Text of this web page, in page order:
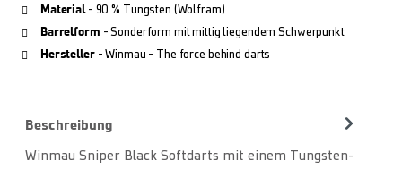
Beschreibung
Winmau Sniper Black Softdarts mit einem Tungsten-
Material- 90 % Tungsten (Wolfram)
Barrelform - Sonderform mit mittig liegendem Schwerpunkt
Hersteller- Winmau - The force behind darts